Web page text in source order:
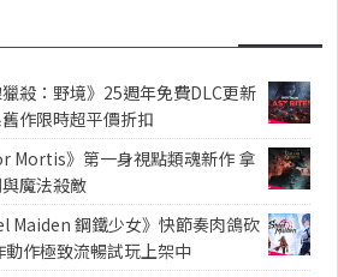
獵殺：野境》25週年免費DLC更新
作限時超平價折扣
Mortis》第一身視點類魂新作 拿
魔法殺敵
Maiden 鋼鐵少女》快節奏肉鴿砍
作極致流暢試玩上架中